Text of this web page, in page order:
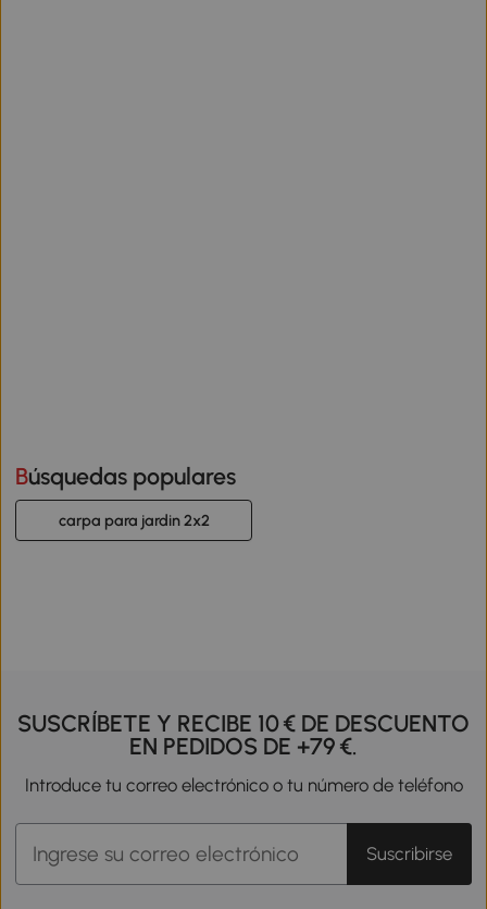
Búsquedas populares
carpa para jardin 2x2
SUSCRÍBETE Y RECIBE 10 € DE DESCUENTO
EN PEDIDOS DE +79 €.
Introduce tu correo electrónico o tu número de teléfono
Suscribirse